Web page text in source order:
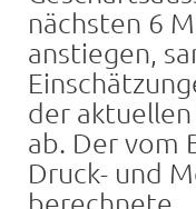
nächsten 6
anstiegen,
der
ab. Der vom
Druck- und
berechnete